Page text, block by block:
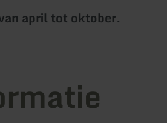
april tot oktober.